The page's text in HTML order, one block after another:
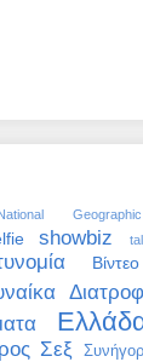
Geographic
showbiz
Βίντεο
Σεξ